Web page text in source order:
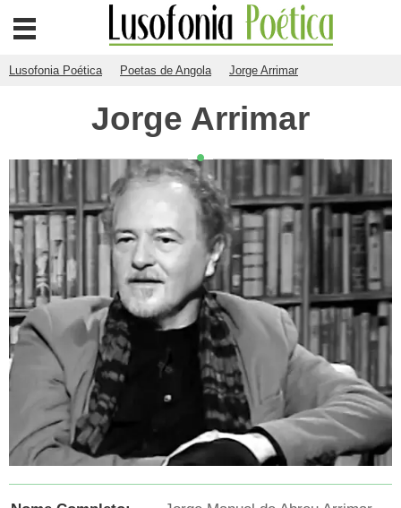
Lusofonia Poética Poetas de Angola Jorge Arrimar
Jorge Arrimar